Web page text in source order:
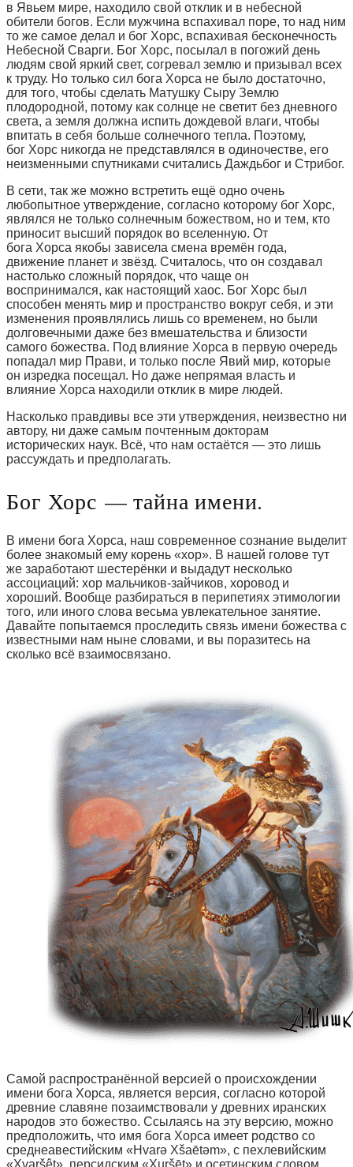
в Явьем мире, находило свой отклик и в небесной
обители богов. Если мужчина вспахивал поре, то над ним
то же самое делал и бог Хорс, вспахивая бесконечность
Небесной Сварги. Бог Хорс, посылал в погожий день
людям свой яркий свет, согревал землю и призывал всех
к труду. Но только сил бога Хорса не было достаточно,
для того, чтобы сделать Матушку Сыру Землю
плодородной, потому как солнце не светит без дневного
света, а земля должна испить дождевой влаги, чтобы
впитать в себя больше солнечного тепла. Поэтому,
бог Хорс никогда не представлялся в одиночестве, его
неизменными спутниками считались Даждьбог и Стрибог.
В сети, так же можно встретить ещё одно очень
любопытное утверждение, согласно которому бог Хорс,
являлся не только солнечным божеством, но и тем, кто
приносит высший порядок во вселенную. От
бога Хорса якобы зависела смена времён года,
движение планет и звёзд. Считалось, что он создавал
настолько сложный порядок, что чаще он
воспринимался, как настоящий хаос. Бог Хорс был
способен менять мир и пространство вокруг себя, и эти
изменения проявлялись лишь со временем, но были
долговечными даже без вмешательства и близости
самого божества. Под влияние Хорса в первую очередь
попадал мир Прави, и только после Явий мир, которые
он изредка посещал. Но даже непрямая власть и
влияние Хорса находили отклик в мире людей.
Насколько правдивы все эти утверждения, неизвестно ни
автору, ни даже самым почтенным докторам
исторических наук. Всё, что нам остаётся — это лишь
рассуждать и предполагать.
Бог Хорс — тайна имени.
В имени бога Хорса, наш современное сознание выделит
более знакомый ему корень «хор». В нашей голове тут
же заработают шестерёнки и выдадут несколько
ассоциаций: хор мальчиков-зайчиков, хоровод и
хороший. Вообще разбираться в перипетиях этимологии
того, или иного слова весьма увлекательное занятие.
Давайте попытаемся проследить связь имени божества с
известными нам ныне словами, и вы поразитесь на
сколько всё взаимосвязано.
Самой распространённой версией о происхождении
имени бога Хорса, является версия, согласно которой
древние славяне позаимствовали у древних иранских
народов это божество. Ссылаясь на эту версию, можно
предположить, что имя бога Хорса имеет родство со
среднеавестийским «Hvarə Xšaētəm», с пехлевийским
«Xvaršêt», персидским «Xuršēt» и осетинским словом